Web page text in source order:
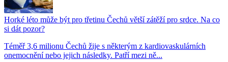
Horké léto může být pro třetinu Čechů větší zátěží pro srdce. Na co
si dát pozor?
Téměř 3,6 milionu Čechů žije s některým z kardiovaskulárních
onemocnění nebo jejich následky. Patří mezi ně...